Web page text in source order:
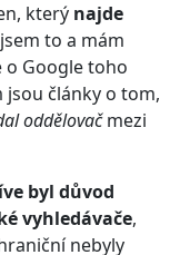
který najde
to a mám
o Google toho
jsou články o tom,
oddělovačmezi
byl důvod
vyhledávače,
nebyly